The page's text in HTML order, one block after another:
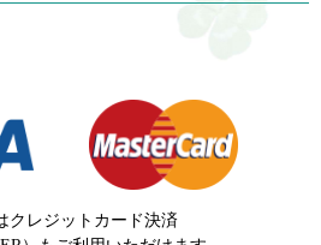
クレジットカード決済